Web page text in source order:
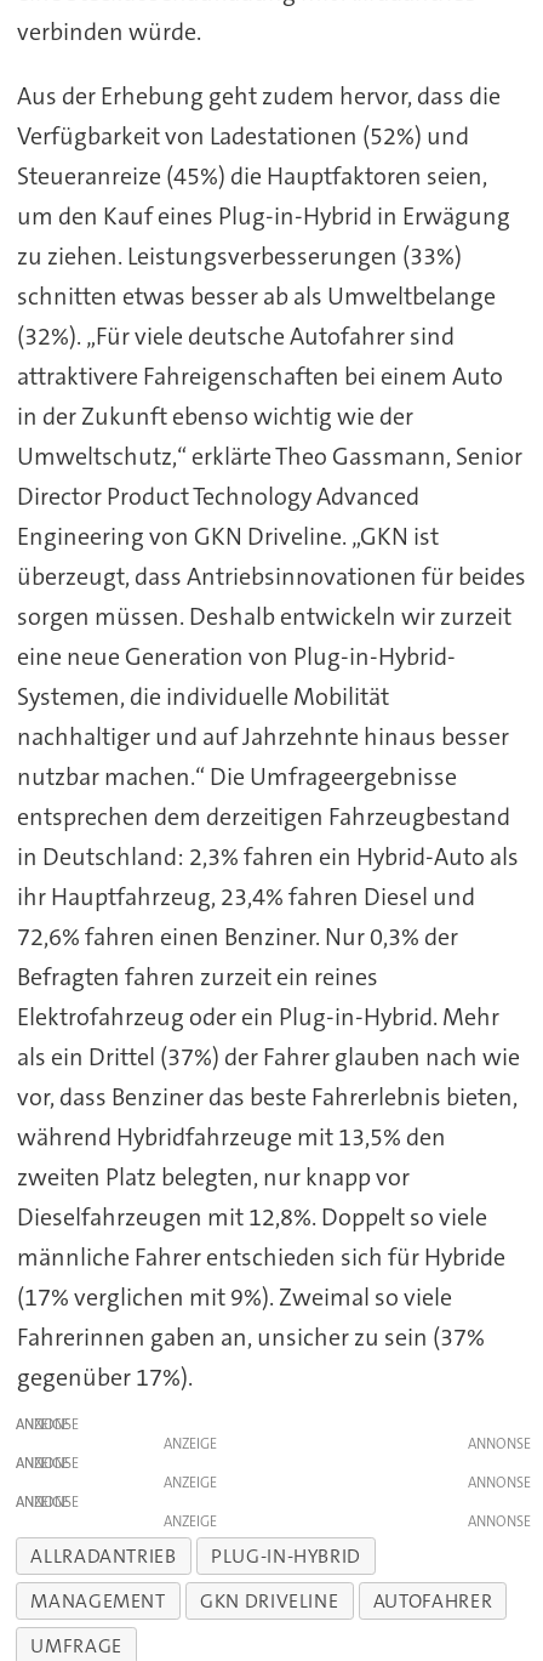
verbinden würde.
Aus der Erhebung geht zudem hervor, dass die
Verfügbarkeit von Ladestationen (52%) und
Steueranreize (45%) die Hauptfaktoren seien,
um den Kauf eines Plug-in-Hybrid in Erwägung
zu ziehen. Leistungsverbesserungen (33%)
schnitten etwas besser ab als Umweltbelange
(32%). „Für viele deutsche Autofahrer sind
attraktivere Fahreigenschaften bei einem Auto
in der Zukunft ebenso wichtig wie der
Umweltschutz,“ erklärte Theo Gassmann, Senior
Director Product Technology Advanced
Engineering von GKN Driveline. „GKN ist
überzeugt, dass Antriebsinnovationen für beides
sorgen müssen. Deshalb entwickeln wir zurzeit
eine neue Generation von Plug-in-Hybrid-
Systemen, die individuelle Mobilität
nachhaltiger und auf Jahrzehnte hinaus besser
nutzbar machen.“ Die Umfrageergebnisse
entsprechen dem derzeitigen Fahrzeugbestand
in Deutschland: 2,3% fahren ein Hybrid-Auto als
ihr Hauptfahrzeug, 23,4% fahren Diesel und
72,6% fahren einen Benziner. Nur 0,3% der
Befragten fahren zurzeit ein reines
Elektrofahrzeug oder ein Plug-in-Hybrid. Mehr
als ein Drittel (37%) der Fahrer glauben nach wie
vor, dass Benziner das beste Fahrerlebnis bieten,
während Hybridfahrzeuge mit 13,5% den
zweiten Platz belegten, nur knapp vor
Dieselfahrzeugen mit 12,8%. Doppelt so viele
männliche Fahrer entschieden sich für Hybride
(17% verglichen mit 9%). Zweimal so viele
Fahrerinnen gaben an, unsicher zu sein (37%
gegenüber 17%).
ANZEIGE
ANZEIGE
ANZEIGE
ANZEIGE
ANZEIGE
ANZEIGE
ALLRADANTRIEB
PLUG-IN-HYBRID
MANAGEMENT
GKN DRIVELINE
AUTOFAHRER
UMFRAGE